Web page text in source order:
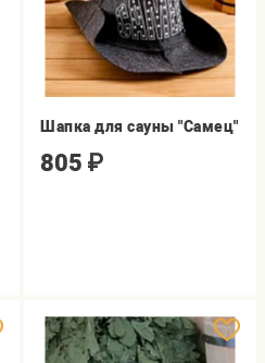
Шапка для сауны "Самец"
805 ₽